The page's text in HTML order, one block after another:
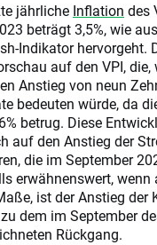
jährliche Inflation des
beträgt 3,5%, wie
Indikator hervorgeht.
auf den VPI, die,
Anstieg von neun
bedeuten würde, da
betrug. Diese
auf den Anstieg der
die im September
erwähnenswert, wenn
ist der Anstieg der
dem im September
Rückgang.